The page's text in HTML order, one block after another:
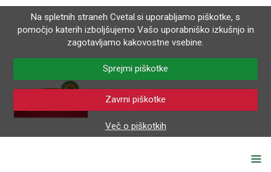
Na spletnih straneh Cvetal.si uporabljamo piškotke, s
pomočjo katerih izboljšujemo Vašo uporabniško izkušnjo in
zagotavljamo kakovostne vsebine.
Sprejmi piškotke
Zavrni piškotke
Več o piškotkih